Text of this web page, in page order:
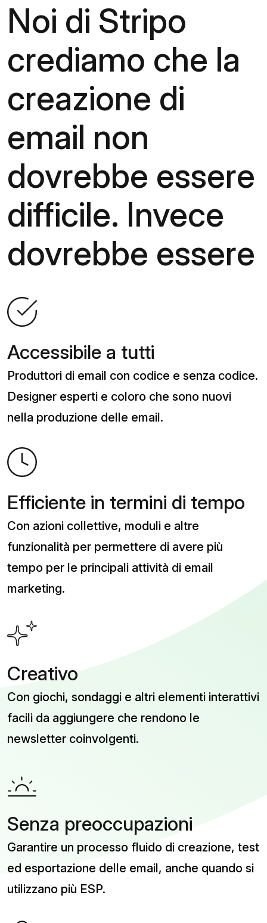
Noi di Stripo
crediamo che la
creazione di
email non
dovrebbe essere
difficile. Invece
dovrebbe essere
Accessibile a tutti
Produttori di email con codice e senza codice.
Designer esperti e coloro che sono nuovi
nella produzione delle email.
Efficiente in termini di tempo
Con azioni collettive, moduli e altre
funzionalità per permettere di avere più
tempo per le principali attività di email
marketing.
Creativo
Con giochi, sondaggi e altri elementi interattivi
facili da aggiungere che rendono le
newsletter coinvolgenti.
Senza preoccupazioni
Garantire un processo fluido di creazione, test
ed esportazione delle email, anche quando si
utilizzano più ESP.